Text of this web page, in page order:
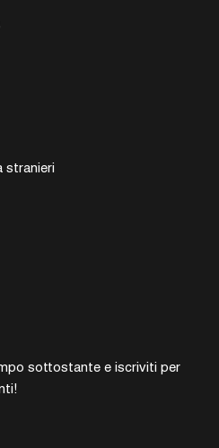
stranieri
sottostante e iscriviti per